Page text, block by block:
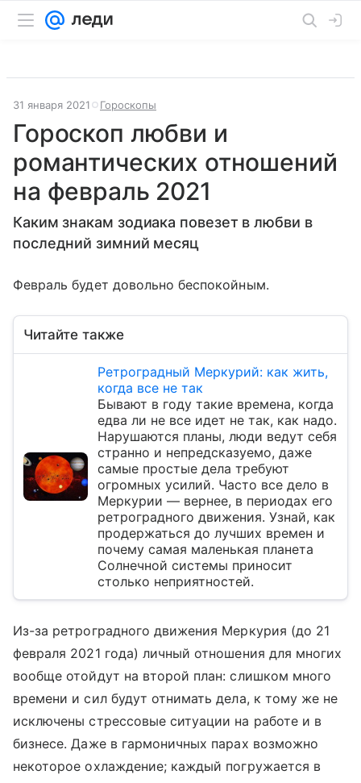
31 января 2021 Гороскопы
Гороскоп любви и
романтических отношений
на февраль 2021
Каким знакам зодиака повезет в любви в
последний зимний месяц
Февраль будет довольно беспокойным.
Читайте также
Ретроградный Меркурий: как жить,
когда все не так
Бывают в году такие времена, когда
едва ли не все идет не так, как надо.
Нарушаются планы, люди ведут себя
странно и непредсказуемо, даже
самые простые дела требуют
огромных усилий. Часто все дело в
Меркурии — вернее, в периодах его
ретроградного движения. Узнай, как
продержаться до лучших времен и
почему самая маленькая планета
Солнечной системы приносит
столько неприятностей.
Из-за ретроградного движения Меркурия (до 21
февраля 2021 года) личный отношения для многих
вообще отойдут на второй план: слишком много
времени и сил будут отнимать дела, к тому же не
исключены стрессовые ситуации на работе и в
бизнесе. Даже в гармоничных парах возможно
некоторое охлаждение; каждый погружается в